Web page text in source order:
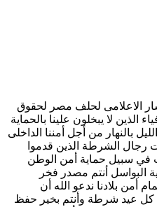
الاعلامى لحلف مصر لحقوق
الذين لا يبخلون علينا بالحماية
بالنهار من أجل أمننا الداخلى
رجال الشرطة الذين قدموا
في سبيل حماية أمن الوطن
البواسل أنتم مصدر فخر
أمن بلادنا ندعو الله أن
كل عيد شرطة وأنتم بخير حفظ